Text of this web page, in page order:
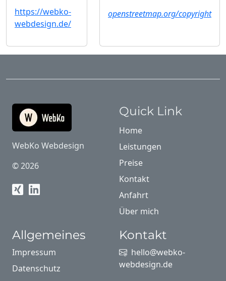
https://webko-
webdesign.de/
openstreetmap.org/copyright
WebKo Webdesign
© 2026
Quick Link
Home
Leistungen
Preise
Kontakt
Anfahrt
Über mich
Allgemeines
Impressum
Datenschutz
Kontakt
hello@webko-
webdesign.de